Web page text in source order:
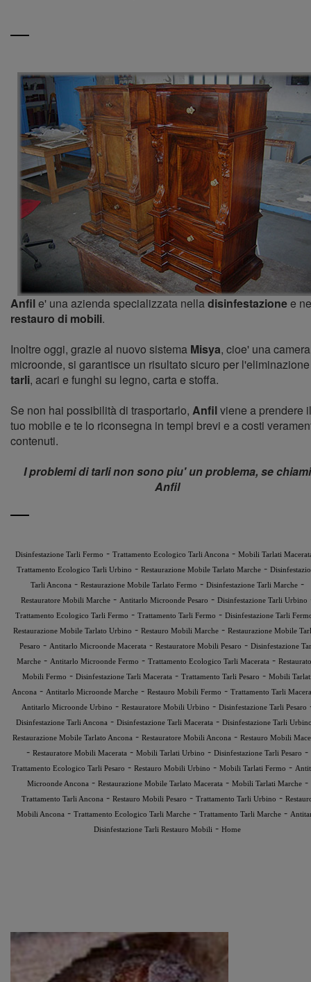
Anfile' una azienda specializzata nella disinfestazionee
restauro di mobili.
Inoltre oggi, grazie al nuovo sistema Misya, cioe' una
microonde, si garantisce un risultato sicuro per
tarli, acari e funghi su legno, carta e stoffa.
Se non hai possibilità di trasportarlo, Anfilviene a prendere il
tuo mobile e te lo riconsegna in tempi brevi e a costi
contenuti.
I problemi di tarli non sono piu' un problema, se chiami
Anfil
Disinfestazione Tarli Fermo - Trattamento Ecologico Tarli Ancona - Mobili Tarlati
Trattamento Ecologico Tarli Urbino - Restaurazione Mobile Tarlato Marche-
Tarli Ancona - Restaurazione Mobile Tarlato Fermo - Disinfestazione Tarli Marche -
Restauratore Mobili Marche - Antitarlo Microonde Pesaro - Disinfestazione Tarli Urbino
Trattamento Ecologico Tarli Fermo - Trattamento Tarli Fermo - Disinfestazione Tarli
Restaurazione Mobile Tarlato Urbino - Restauro Mobili Marche - Restaurazione Mobile
Pesaro - Antitarlo Microonde Macerata - Restauratore Mobili Pesaro - Disinfestazione
Marche - Antitarlo Microonde Fermo - Trattamento Ecologico Tarli Macerata -
Mobili Fermo - Disinfestazione Tarli Macerata - Trattamento Tarli Pesaro - Mobili
Ancona - Antitarlo Microonde Marche- Restauro Mobili Fermo - Trattamento Tarli
Antitarlo Microonde Urbino - Restauratore Mobili Urbino - Disinfestazione Tarli Pesaro
Disinfestazione Tarli Ancona - Disinfestazione Tarli Macerata - Disinfestazione Tarli
Restaurazione Mobile Tarlato Ancona - Restauratore Mobili Ancona - Restauro Mobili
- Restauratore Mobili Macerata - Mobili Tarlati Urbino - Disinfestazione Tarli Pesaro -
Trattamento Ecologico Tarli Pesaro - Restauro Mobili Urbino - Mobili Tarlati Fermo -
Microonde Ancona - Restaurazione Mobile Tarlato Macerata - Mobili Tarlati Marche-
Trattamento Tarli Ancona - Restauro Mobili Pesaro - Trattamento Tarli Urbino -
Mobili Ancona - Trattamento Ecologico Tarli Marche- Trattamento Tarli Marche-
Disinfestazione Tarli Restauro Mobili - Home